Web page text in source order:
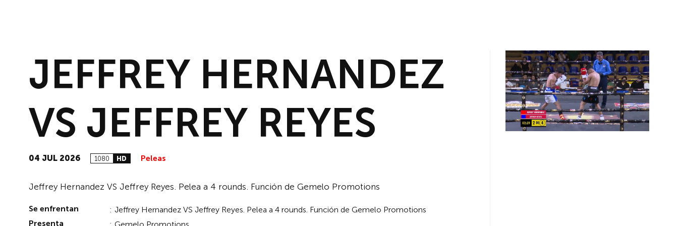
JEFFREY HERNANDEZ
VS JEFFREY REYES
04 JUL 2026 1080 HD Peleas
Jeffrey Hernandez VS Jeffrey Reyes. Pelea a 4 rounds. Función de Gemelo Promotions
Se enfrentan : Jeffrey Hernandez VS Jeffrey Reyes. Pelea a 4 rounds. Función de Gemelo Promotions
Presenta